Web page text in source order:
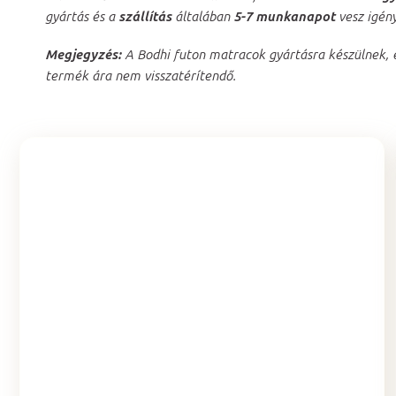
gyártás és a szállítás általában 5-7 munkanapotvesz
Megjegyzés: A Bodhi futon matracok gyártásra
termék ára nem visszatérítendő.